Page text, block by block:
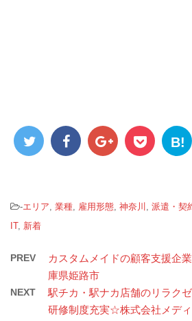
B!
-エリア, 業種, 雇用形態, 神奈川 , 派遣・契
IT, 新着
PREV
カスタムメイドの顧客支援企
庫県姫路市
NEXT
駅チカ・駅ナカ店舗のリラク
研修制度充実☆株式会社メデ